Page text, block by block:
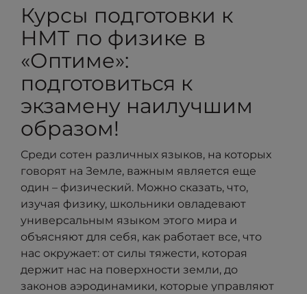
Курсы подготовки к
НМТ по физике в
«Оптиме»:
подготовиться к
экзамену наилучшим
образом!
Среди сотен различных языков, на которых
говорят на Земле, важным является еще
один – физический. Можно сказать, что,
изучая физику, школьники овладевают
универсальным языком этого мира и
объясняют для себя, как работает все, что
нас окружает: от силы тяжести, которая
держит нас на поверхности земли, до
законов аэродинамики, которые управляют